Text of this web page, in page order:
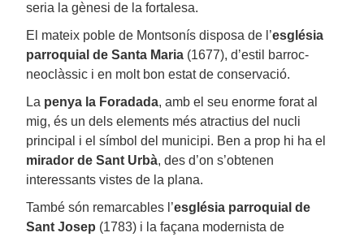
seria la gènesi de la fortalesa.
El mateix poble de Montsonís disposa de l’església
parroquial de Santa Maria (1677), d’estil barroc-
neoclàssic i en molt bon estat de conservació.
La penya la Foradada, amb el seu enorme forat al
mig, és un dels elements més atractius del nucli
principal i el símbol del municipi. Ben a prop hi ha el
mirador de Sant Urbà, des d’on s’obtenen
interessants vistes de la plana.
També són remarcables l’església parroquial de
Sant Josep (1783) i la façana modernista de